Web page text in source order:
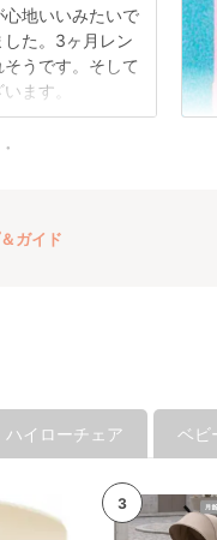
地いいみたいで
た。3ヶ月レン
うです。そして
ます。
ガイド
ハイローチェア ベビ